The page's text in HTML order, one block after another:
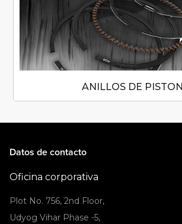
ANILLOS DE PISTON
Datos de contacto
Oficina corporativa
Plot No. 756, 2nd Floor,
Udyog Vihar Phase -5,